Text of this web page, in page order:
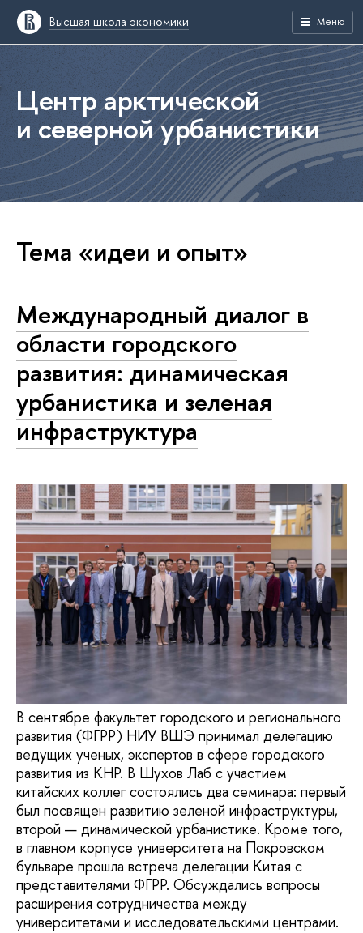
Высшая школа экономики Меню
Центр арктической
и северной урбанистики
Тема «идеи и опыт»
Международный диалог в
области городского
развития: динамическая
урбанистика и зеленая
инфраструктура
В сентябре факультет городского и регионального
развития (ФГРР) НИУ ВШЭ принимал делегацию
ведущих ученых, экспертов в сфере городского
развития из КНР. В Шухов Лаб с участием
китайских коллег состоялись два семинара: первый
был посвящен развитию зеленой инфраструктуры,
второй — динамической урбанистике. Кроме того,
в главном корпусе университета на Покровском
бульваре прошла встреча делегации Китая с
представителями ФГРР. Обсуждались вопросы
расширения сотрудничества между
университетами и исследовательскими центрами.